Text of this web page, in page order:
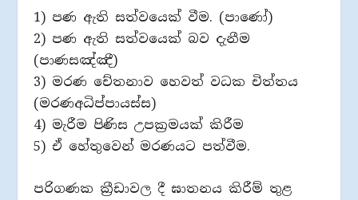
1) පණ ඇති සත්වයෙක් වීම. (පාණෝ)
2) පණ ඇති සත්වයෙක් බව දැනීම
(පාණසඤ්ඤී)
3) මරණ චේතනාව හෙවත් වධක චිත්තය
(මරණඅධිප්පායස්ස)
4) මැරීම පිණිස උපක්‍රමයක් කිරීම
5) ඒ හේතුවෙන් මරණයට පත්වීම.
පරිගණක ක්‍රීඩාවල දී ඝාතනය කිරීම් තුළ